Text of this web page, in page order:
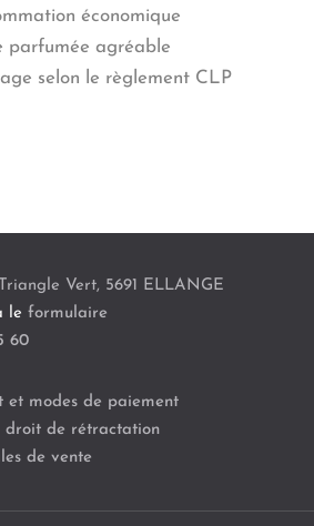
économique
parfumée agréable
selon le règlement CLP
Vert, 5691
ELLANGE
le formulaire
60
et modes de paiement
droit de rétractation
de vente